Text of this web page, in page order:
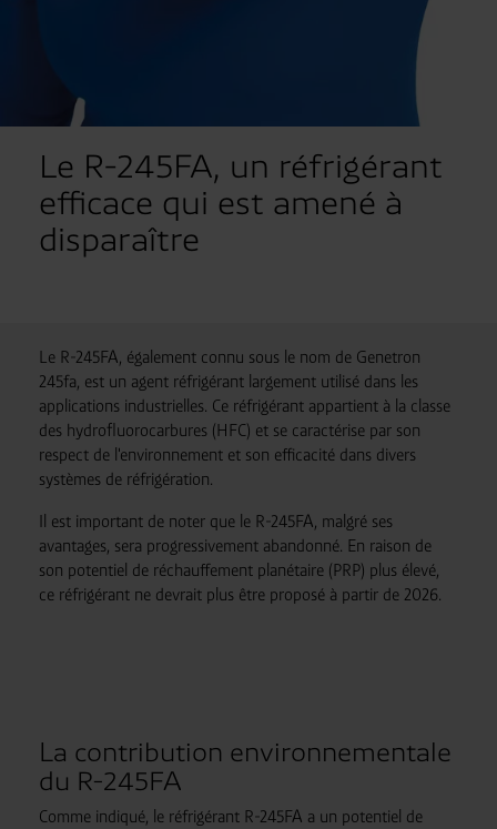
Le R-245FA, un réfrigérant
efficace qui est amené à
disparaître
Le R-245FA, également connu sous le nom de Genetron
245fa, est un agent réfrigérant largement utilisé dans les
applications industrielles. Ce réfrigérant appartient à la classe
des hydrofluorocarbures (HFC) et se caractérise par son
respect de l'environnement et son efficacité dans divers
systèmes de réfrigération.
Il est important de noter que le R-245FA, malgré ses
avantages, sera progressivement abandonné. En raison de
son potentiel de réchauffement planétaire (PRP) plus élevé,
ce réfrigérant ne devrait plus être proposé à partir de 2026.
La contribution environnementale
du R-245FA
Comme indiqué, le réfrigérant R-245FA a un potentiel de